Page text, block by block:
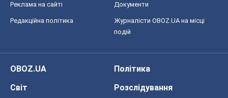
Реклама на сайті Документи
Редакційна політика
Журналісти OBOZ.UA на місці
подій
OBOZ.UA
Політика
Світ
Розслідування